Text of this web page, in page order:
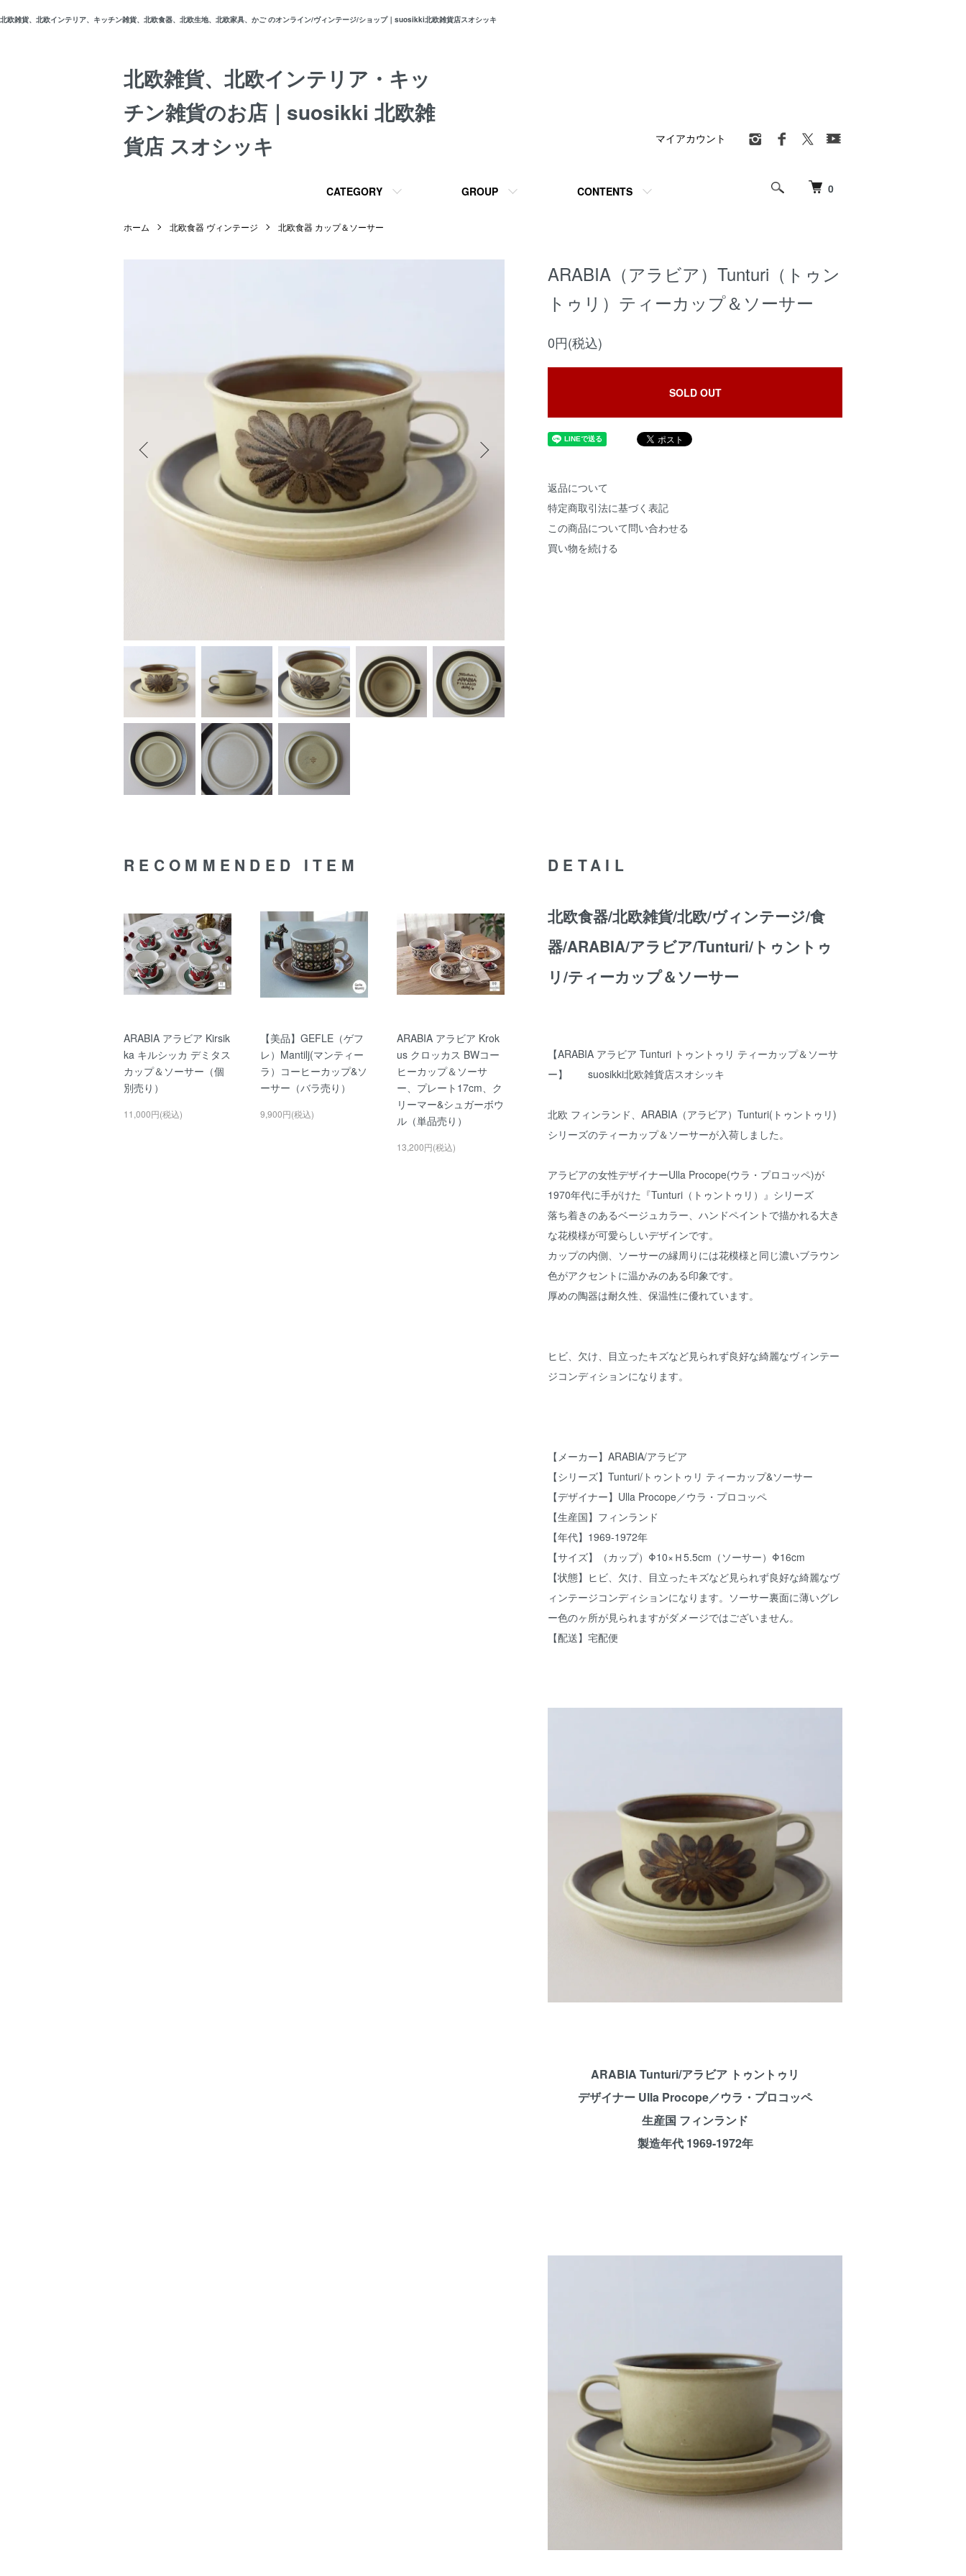
北欧雑貨、北欧インテリア、キッチン雑貨、北欧食器、北欧生地、北欧家具、かご のオンライン/ヴィンテージ/ショップ｜suosikki北欧雑貨店スオシッキ
北欧雑貨、北欧インテリア・キッ
チン雑貨のお店｜suosikki 北欧雑
貨店 スオシッキ
0
CATEGORY GROUP CONTENTS
マイアカウント
ホーム 北欧食器 ヴィンテージ 北欧食器 カップ＆ソーサー
ARABIA（アラビア）Tunturi（トゥン
トゥリ）ティーカップ＆ソーサー
0円(税込)
SOLD OUT
返品について
特定商取引法に基づく表記
この商品について問い合わせる
買い物を続ける
DETAIL
北欧食器/北欧雑貨/北欧/ヴィンテージ/食
器/ARABIA/アラビア/Tunturi/トゥントゥ
リ/ティーカップ＆ソーサー
【ARABIA アラビア Tunturi トゥントゥリ ティーカップ＆ソーサ
ー】 suosikki北欧雑貨店スオシッキ
北欧 フィンランド、ARABIA（アラビア）Tunturi(トゥントゥリ)
シリーズのティーカップ＆ソーサーが入荷しました。
アラビアの女性デザイナーUlla Procope(ウラ・プロコッペ)が
1970年代に手がけた『Tunturi（トゥントゥリ）』シリーズ
落ち着きのあるベージュカラー、ハンドペイントで描かれる大き
な花模様が可愛らしいデザインです。
カップの内側、ソーサーの縁周りには花模様と同じ濃いブラウン
色がアクセントに温かみのある印象です。
厚めの陶器は耐久性、保温性に優れています。
ヒビ、欠け、目立ったキズなど見られず良好な綺麗なヴィンテー
ジコンディションになります。
【メーカー】ARABIA/アラビア
【シリーズ】Tunturi/トゥントゥリ ティーカップ&ソーサー
【デザイナー】Ulla Procope／ウラ・プロコッペ
【生産国】フィンランド
【年代】1969-1972年
【サイズ】（カップ）Φ10×Ｈ5.5cm（ソーサー）Φ16cm
【状態】ヒビ、欠け、目立ったキズなど見られず良好な綺麗なヴ
ィンテージコンディションになります。ソーサー裏面に薄いグレ
ー色のヶ所が見られますがダメージではございません。
【配送】宅配便
ARABIA Tunturi/アラビア トゥントゥリ
デザイナー Ulla Procope／ウラ・プロコッペ
生産国 フィンランド
製造年代 1969-1972年
RECOMMENDED ITEM
ARABIA アラビア Kirsik
ka キルシッカ デミタス
カップ＆ソーサー（個
別売り）
11,000円(税込)
【美品】GEFLE（ゲフ
レ）Mantilj(マンティー
ラ）コーヒーカップ&ソ
ーサー（バラ売り）
9,900円(税込)
ARABIA アラビア Krok
us クロッカス BWコー
ヒーカップ＆ソーサ
ー、プレート17cm、ク
リーマー&シュガーボウ
ル（単品売り）
13,200円(税込)